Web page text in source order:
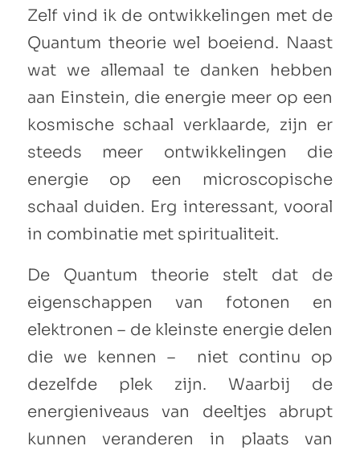
Zelf vind ik de ontwikkelingen met de
Quantum theorie wel boeiend. Naast
wat we allemaal te danken hebben
aan Einstein, die energie meer op een
kosmische schaal verklaarde, zijn er
steeds meer ontwikkelingen die
energie op een microscopische
schaal duiden. Erg interessant, vooral
in combinatie met spiritualiteit.
De Quantum theorie stelt dat de
eigenschappen van fotonen en
elektronen – de kleinste energie delen
die we kennen – niet continu op
dezelfde plek zijn. Waarbij de
energieniveaus van deeltjes abrupt
kunnen veranderen in plaats van